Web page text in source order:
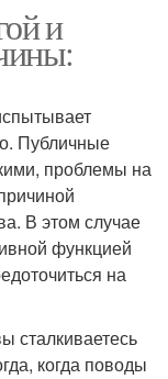
и
Публичные
проблемы на
В этом случае
функцией
на
сталкиваетесь
когда поводы